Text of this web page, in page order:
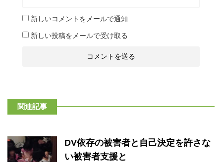
新しいコメントをメールで通知
新しい投稿をメールで受け取る
関連記事
DV依存の被害者と自己決定を許さな
い被害者支援と